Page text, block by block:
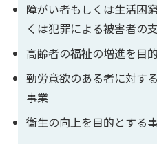
障がい者もしくは生活困
くは犯罪による被害者の
高齢者の福祉の増進を目
勤労意欲のある者に対す
事業
衛生の向上を目的とする